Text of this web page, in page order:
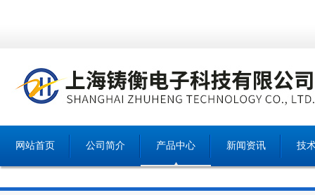
网站首页 公司简介 产品中心 新闻资讯 技